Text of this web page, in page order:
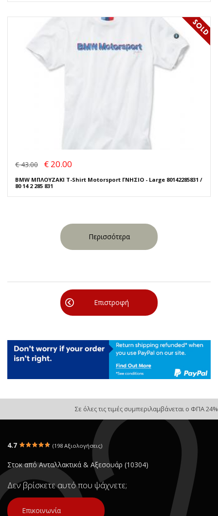
€ 43.00 € 20.00
BMW ΜΠΛΟΥΖΑΚΙ T-Shirt Motorsport ΓΝΗΣΙΟ - Large 80142285831 /
80 14 2 285 831
Περισσότερα
Επιστροφή
Σε όλες τις τιμές συμπεριλαμβάνεται ο ΦΠΑ 24%
4.7 (198 Αξιολογήσεις)
Στοκ από Ανταλλακτικά & Αξεσουάρ (10304)
Δεν βρίσκετε αυτό που ψάχνετε;
Επικοινωνία